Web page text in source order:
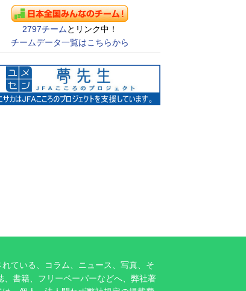
2797チーム とリンク中！
チームデータ一覧はこちらから
ている、コラム、ニュース、写真、そ
書籍、フリーペーパーなどへ、弊社著